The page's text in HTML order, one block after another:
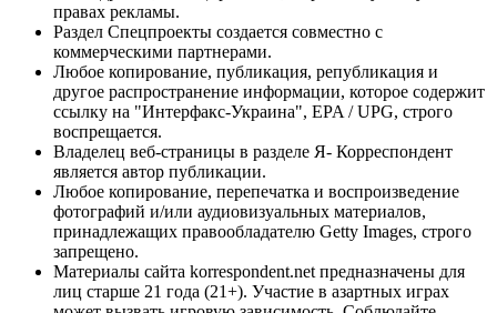
правах рекламы.
Раздел Спецпроекты создается совместно с
коммерческими партнерами.
Любое копирование, публикация, републикация и
другое распространение информации, которое содержит
ссылку на "Интерфакс-Украина", EPA / UPG, строго
воспрещается.
Владелец веб-страницы в разделе Я- Корреспондент
является автор публикации.
Любое копирование, перепечатка и воспроизведение
фотографий и/или аудиовизуальных материалов,
принадлежащих правообладателю Getty Images, строго
запрещено.
Материалы сайта korrespondent.net предназначены для
лиц старше 21 года (21+). Участие в азартных играх